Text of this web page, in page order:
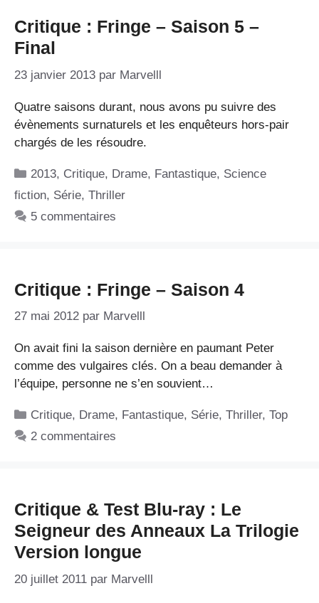
Critique : Fringe – Saison 5 –
Final
23 janvier 2013 par Marvelll
Quatre saisons durant, nous avons pu suivre des
évènements surnaturels et les enquêteurs hors-pair
chargés de les résoudre.
Catégories
2013, Critique, Drame, Fantastique, Science
fiction, Série, Thriller
5 commentaires
Critique : Fringe – Saison 4
27 mai 2012 par Marvelll
On avait fini la saison dernière en paumant Peter
comme des vulgaires clés. On a beau demander à
l’équipe, personne ne s’en souvient…
Catégories
Critique, Drame, Fantastique, Série,Thriller,Top
2 commentaires
Critique & Test Blu-ray : Le
Seigneur des Anneaux La Trilogie
Version longue
20 juillet 2011 par Marvelll